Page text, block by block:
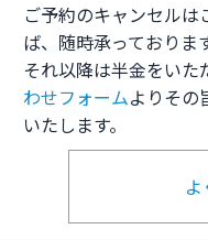
ご予約のキャンセル
ば、随時承っておりま
それ以降は半金をいた
わせフォームよりその
いたします。